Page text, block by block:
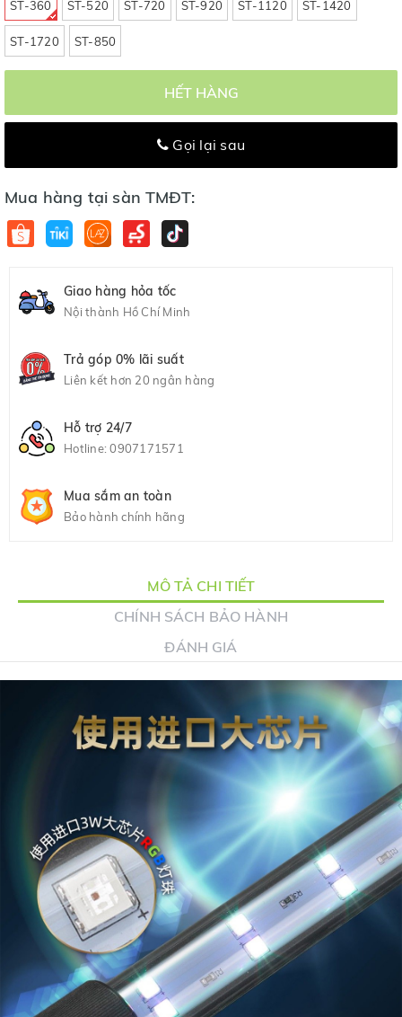
ST-360 ST-520 ST-720 ST-920 ST-1120 ST-1420
ST-1720 ST-850
HẾT HÀNG
Gọi lại sau
Mua hàng tại sàn TMĐT:
Giao hàng hỏa tốc
Nội thành Hồ Chí Minh
Trả góp 0% lãi suất
Liên kết hơn 20 ngân hàng
Hỗ trợ 24/7
Hotline:0907171571
Mua sắm an toàn
Bảo hành chính hãng
MÔ TẢ CHI TIẾT
CHÍNH SÁCH BẢO HÀNH
ĐÁNH GIÁ